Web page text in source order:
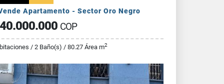
Apartamento - Sector Oro Negro
COP
/ 2 Baño(s) / 80.27 Área m2